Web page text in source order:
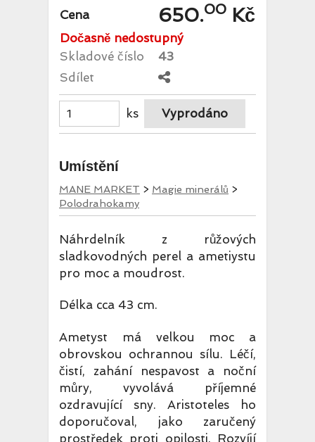
Cena 650.00 Kč
Dočasně nedostupný
Skladové číslo
43
Sdílet
ks
Umístění
MANE MARKET > Magie minerálů >
Polodrahokamy
Náhrdelník z růžových
sladkovodných perel a ametiystu
pro moc a moudrost.
Délka cca 43 cm.
Ametyst má velkou moc a
obrovskou ochrannou sílu. Léčí,
čistí, zahání nespavost a noční
můry, vyvolává příjemné
ozdravující sny. Aristoteles ho
doporučoval, jako zaručený
prostředek proti opilosti. Rozvíjí